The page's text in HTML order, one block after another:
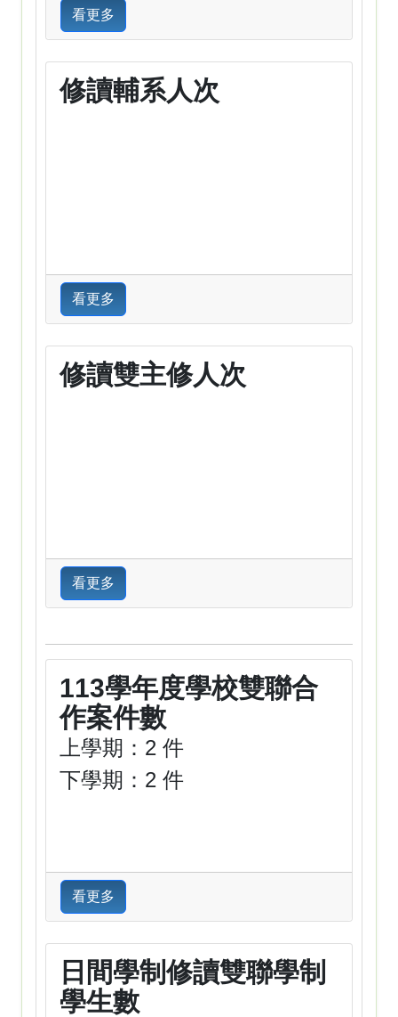
看更多
修讀輔系人次
看更多
修讀雙主修人次
看更多
113學年度學校雙聯合
作案件數
上學期：2 件
下學期：2 件
看更多
日間學制修讀雙聯學制
學生數